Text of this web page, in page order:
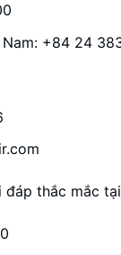
+84 24
đáp thắc mắc